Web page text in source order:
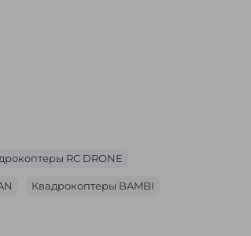
RC DRONE
Квадрокоптеры BAMBI